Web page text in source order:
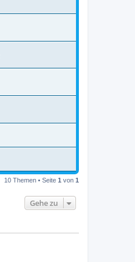
10 Themen • Seite 1 von 1
Gehe zu